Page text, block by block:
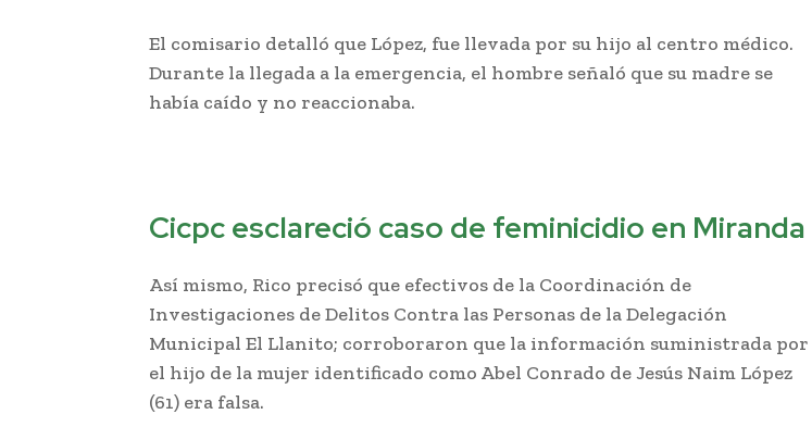
El comisario detalló que López, fue llevada por su hijo al centro médico.
Durante la llegada a la emergencia, el hombre señaló que su madre se
había caído y no reaccionaba.
Cicpc esclareció caso de feminicidio en Miranda
Así mismo, Rico precisó que efectivos de la Coordinación de
Investigaciones de Delitos Contra las Personas de la Delegación
Municipal El Llanito; corroboraron que la información suministrada por
el hijo de la mujer identificado como Abel Conrado de Jesús Naim López
(61) era falsa.